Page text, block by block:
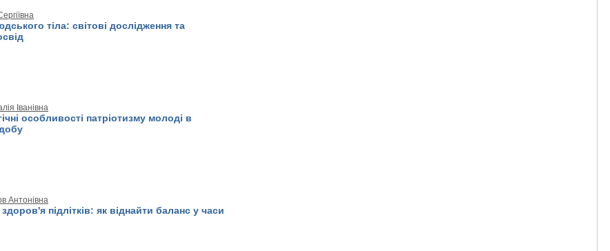
тіла: світові дослідження та
Іванівна
особливості патріотизму молоді в
Антонівна
підлітків: як віднайти баланс у часи